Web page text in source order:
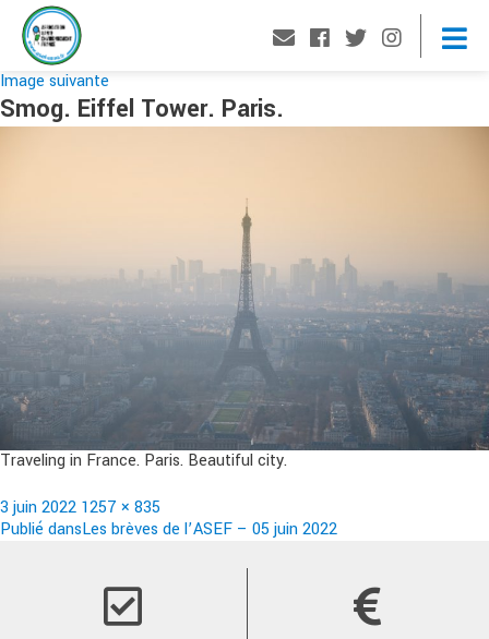
Image suivante
Smog. Eiffel Tower. Paris.
Traveling in France. Paris. Beautiful city.
Publié
le
3 juin 2022 Taille
réelle
1257 × 835
Navigation
Publié dansLes brèves de l’ASEF – 05 juin 2022